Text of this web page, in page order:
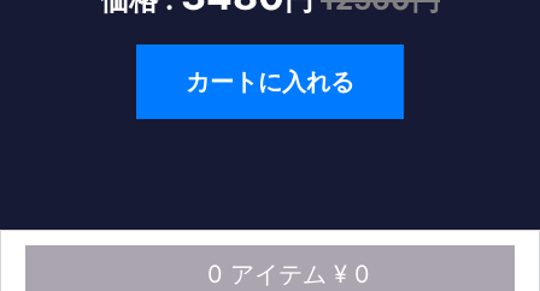
カートに入れる
0 アイテム ¥ 0